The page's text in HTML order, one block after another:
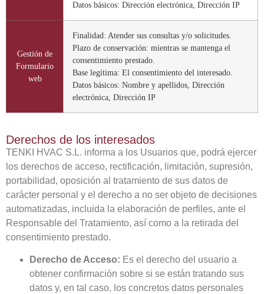
Datos básicos: Dirección electrónica, Dirección IP
Gestión de
Formulario
web
Finalidad: Atender sus consultas y/o solicitudes.
Plazo de conservación: mientras se mantenga el
consentimiento prestado.
Base legítima: El consentimiento del interesado.
Datos básicos: Nombre y apellidos, Dirección
electrónica, Dirección IP
Derechos de los interesados
TENKI HVAC S.L. informa a los Usuarios que, podrá ejercer
los derechos de acceso, rectificación, limitación, supresión,
portabilidad, oposición al tratamiento de sus datos de
carácter personal y el derecho a no ser objeto de decisiones
automatizadas, incluida la elaboración de perfiles, ante el
Responsable del Tratamiento, así como a la retirada del
consentimiento prestado.
Derecho de Acceso: Es el derecho del usuario a
obtener confirmación sobre si se están tratando sus
datos y, en tal caso, los concretos datos personales